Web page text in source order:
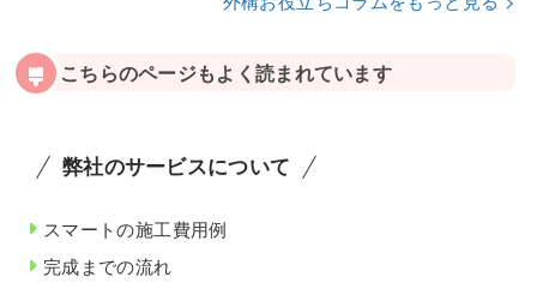
こちらのページもよく読まれています
弊社のサービスについて
スマートの施工費用例
完成までの流れ